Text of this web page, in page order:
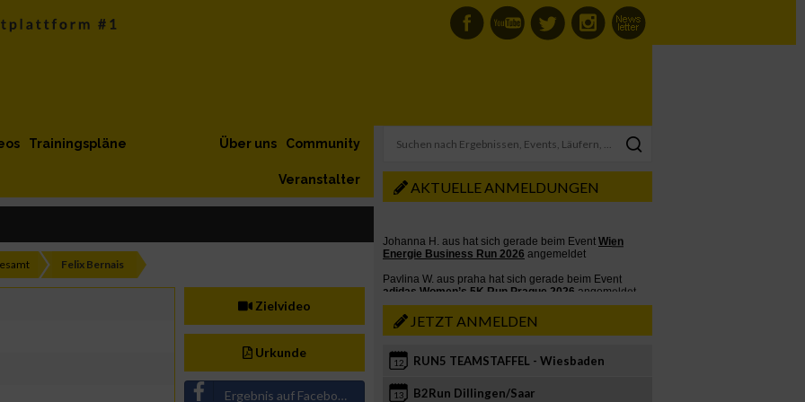
Trainingspläne Community
Über uns
Veranstalter
Felix Bernais
Zielvideo
Urkunde
Ergebnis auf Facebook teilen
AKTUELLE ANMELDUNGEN
JETZT ANMELDEN
12 RUN5 TEAMSTAFFEL - Wiesbaden
13 B2Run Dillingen/Saar